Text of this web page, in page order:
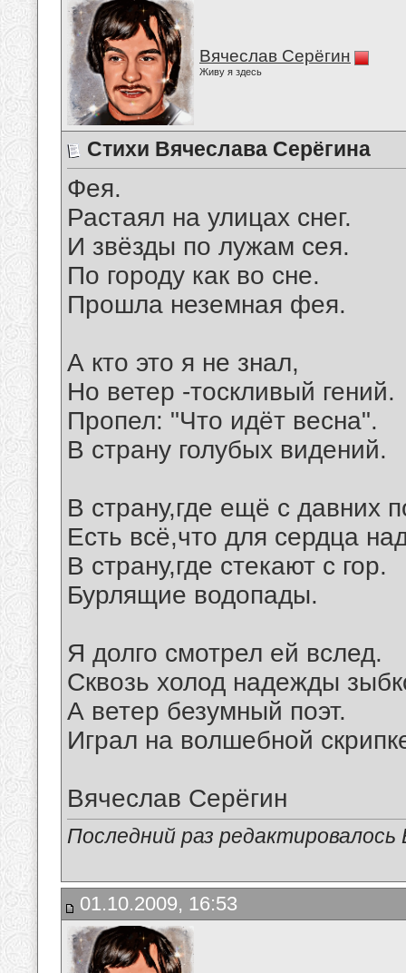
Вячеслав Серёгин
Живу я здесь
Стихи Вячеслава Серёгина
Фея.
Растаял на улицах снег.
И звёзды по лужам сея.
По городу как во сне.
Прошла неземная фея.
А кто это я не знал,
Но ветер -тоскливый гений.
Пропел: "Что идёт весна".
В страну голубых видений.
В страну,где ещё с давних
Есть всё,что для сердца
В страну,где стекают с гор.
Бурлящие водопады.
Я долго смотрел ей вслед.
Сквозь холод надежды
А ветер безумный поэт.
Играл на волшебной
Вячеслав Серёгин
Последний раз
01.10.2009, 16:53